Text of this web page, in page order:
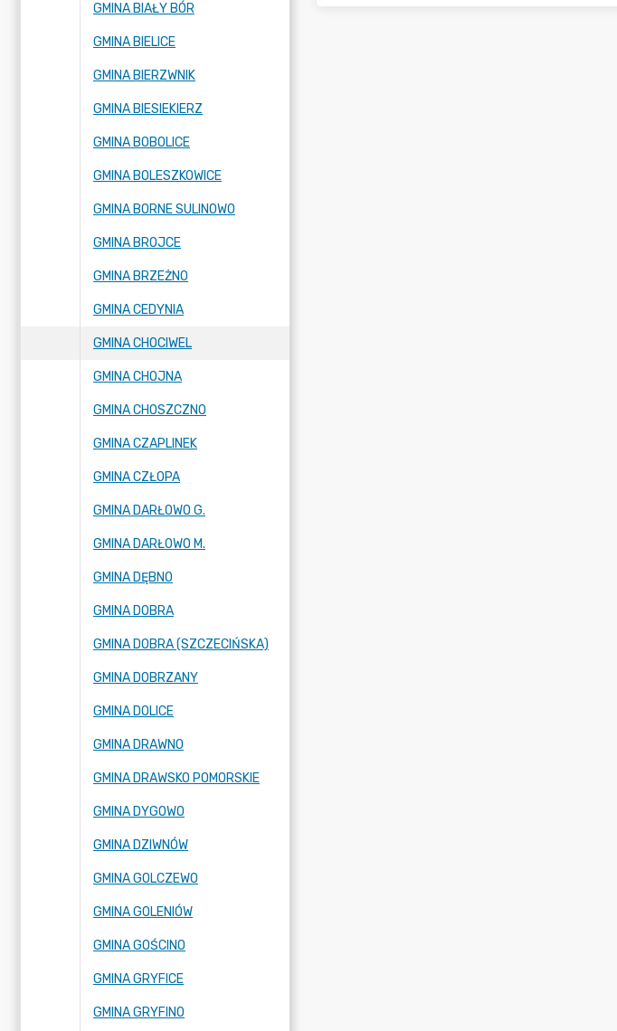
GMINA BIAŁY BÓR
GMINA BIELICE
GMINA BIERZWNIK
GMINA BIESIEKIERZ
GMINA BOBOLICE
GMINA BOLESZKOWICE
GMINA BORNE SULINOWO
GMINA BROJCE
GMINA BRZEŻNO
GMINA CEDYNIA
GMINA CHOCIWEL
GMINA CHOJNA
GMINA CHOSZCZNO
GMINA CZAPLINEK
GMINA CZŁOPA
GMINA DARŁOWO G.
GMINA DARŁOWO M.
GMINA DĘBNO
GMINA DOBRA
GMINA DOBRA (SZCZECIŃSKA)
GMINA DOBRZANY
GMINA DOLICE
GMINA DRAWNO
GMINA DRAWSKO POMORSKIE
GMINA DYGOWO
GMINA DZIWNÓW
GMINA GOLCZEWO
GMINA GOLENIÓW
GMINA GOŚCINO
GMINA GRYFICE
GMINA GRYFINO